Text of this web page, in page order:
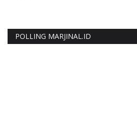
POLLING MARJINAL.ID